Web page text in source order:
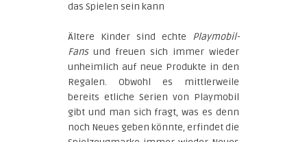
das Spielen sein kann
Ältere Kinder sind echte Playmobil-
Fansund freuen sich immer wieder
unheimlich auf neue Produkte in den
Regalen. Obwohl es mittlerweile
bereits etliche Serien von Playmobil
gibt und man sich fragt, was es denn
noch Neues geben könnte, erfindet die